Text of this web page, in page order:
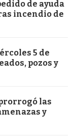
de ayuda
incendio de
5 de
pozos y
las
y